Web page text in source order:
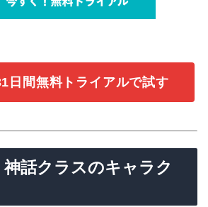
日間無料トライアルで試す
話クラスのキャラク